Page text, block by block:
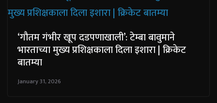
‘गौतम गंभीर खूप दडपणाखाली’: टेम्बा बावुमाने
भारताच्या मुख्य प्रशिक्षकाला दिला इशारा | क्रिकेट
बातम्या
January 31, 2026